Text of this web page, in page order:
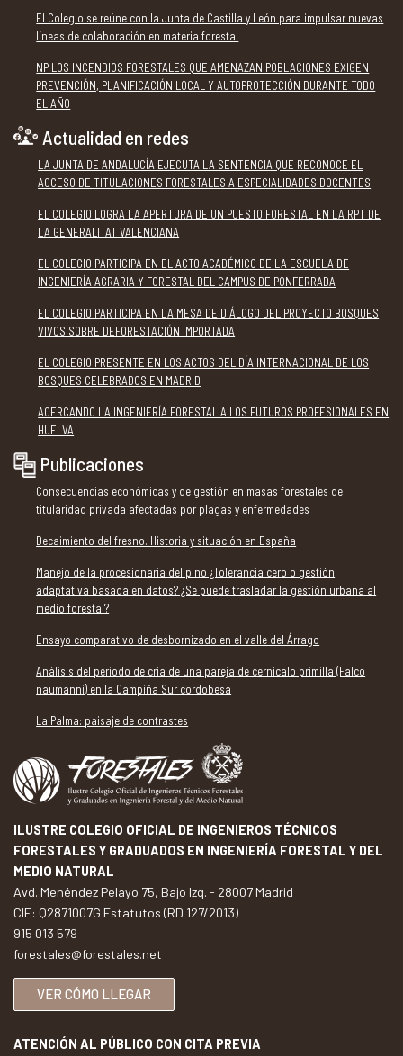
El Colegio se reúne con la Junta de Castilla y León para impulsar nuevas
líneas de colaboración en materia forestal
NP LOS INCENDIOS FORESTALES QUE AMENAZAN POBLACIONES EXIGEN
PREVENCIÓN, PLANIFICACIÓN LOCAL Y AUTOPROTECCIÓN DURANTE TODO
EL AÑO
Actualidad en redes
LA JUNTA DE ANDALUCÍA EJECUTA LA SENTENCIA QUE RECONOCE EL
ACCESO DE TITULACIONES FORESTALES A ESPECIALIDADES DOCENTES
EL COLEGIO LOGRA LA APERTURA DE UN PUESTO FORESTAL EN LA RPT DE
LA GENERALITAT VALENCIANA
EL COLEGIO PARTICIPA EN EL ACTO ACADÉMICO DE LA ESCUELA DE
INGENIERÍA AGRARIA Y FORESTAL DEL CAMPUS DE PONFERRADA
EL COLEGIO PARTICIPA EN LA MESA DE DIÁLOGO DEL PROYECTO BOSQUES
VIVOS SOBRE DEFORESTACIÓN IMPORTADA
EL COLEGIO PRESENTE EN LOS ACTOS DEL DÍA INTERNACIONAL DE LOS
BOSQUES CELEBRADOS EN MADRID
ACERCANDO LA INGENIERÍA FORESTAL A LOS FUTUROS PROFESIONALES EN
HUELVA
Publicaciones
Consecuencias económicas y de gestión en masas forestales de
titularidad privada afectadas por plagas y enfermedades
Decaimiento del fresno. Historia y situación en España
Manejo de la procesionaria del pino ¿Tolerancia cero o gestión
adaptativa basada en datos? ¿Se puede trasladar la gestión urbana al
medio forestal?
Ensayo comparativo de desbornizado en el valle del Árrago
Análisis del periodo de cría de una pareja de cernícalo primilla (Falco
naumanni) en la Campiña Sur cordobesa
La Palma: paisaje de contrastes
ILUSTRE COLEGIO OFICIAL DE INGENIEROS TÉCNICOS
FORESTALES Y GRADUADOS EN INGENIERÍA FORESTAL Y DEL
MEDIO NATURAL
Avd. Menéndez Pelayo 75, Bajo Izq. - 28007 Madrid
CIF: Q2871007G Estatutos (RD 127/2013)
915 013 579
forestales@forestales.net
VER CÓMO LLEGAR
ATENCIÓN AL PÚBLICO CON CITA PREVIA